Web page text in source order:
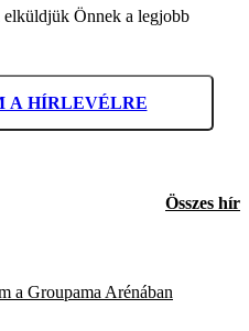
elküldjük Önnek a legjobb
A HÍRLEVÉLRE
Összes hír
a Groupama Arénában